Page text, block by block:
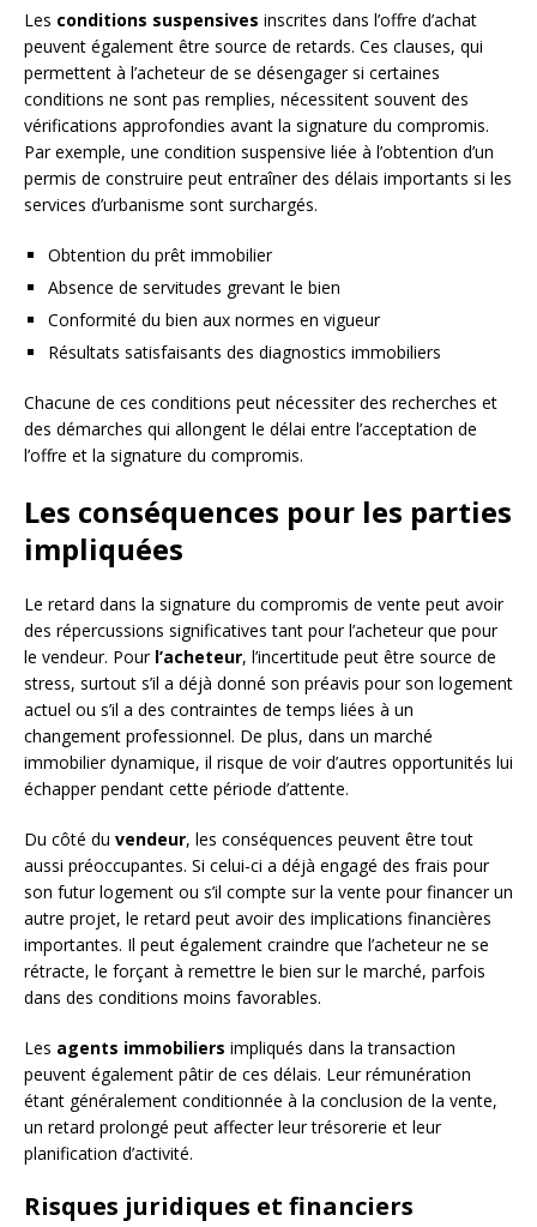
Les conditions suspensives inscrites dans l’offre d’achat
peuvent également être source de retards. Ces clauses, qui
permettent à l’acheteur de se désengager si certaines
conditions ne sont pas remplies, nécessitent souvent des
vérifications approfondies avant la signature du compromis.
Par exemple, une condition suspensive liée à l’obtention d’un
permis de construire peut entraîner des délais importants si les
services d’urbanisme sont surchargés.
Obtention du prêt immobilier
Absence de servitudes grevant le bien
Conformité du bien aux normes en vigueur
Résultats satisfaisants des diagnostics immobiliers
Chacune de ces conditions peut nécessiter des recherches et
des démarches qui allongent le délai entre l’acceptation de
l’offre et la signature du compromis.
Les conséquences pour les parties
impliquées
Le retard dans la signature du compromis de vente peut avoir
des répercussions significatives tant pour l’acheteur que pour
le vendeur. Pour l’acheteur, l’incertitude peut être source de
stress, surtout s’il a déjà donné son préavis pour son logement
actuel ou s’il a des contraintes de temps liées à un
changement professionnel. De plus, dans un marché
immobilier dynamique, il risque de voir d’autres opportunités lui
échapper pendant cette période d’attente.
Du côté du vendeur, les conséquences peuvent être tout
aussi préoccupantes. Si celui-ci a déjà engagé des frais pour
son futur logement ou s’il compte sur la vente pour financer un
autre projet, le retard peut avoir des implications financières
importantes. Il peut également craindre que l’acheteur ne se
rétracte, le forçant à remettre le bien sur le marché, parfois
dans des conditions moins favorables.
Les agents immobiliers impliqués dans la transaction
peuvent également pâtir de ces délais. Leur rémunération
étant généralement conditionnée à la conclusion de la vente,
un retard prolongé peut affecter leur trésorerie et leur
planification d’activité.
Risques juridiques et financiers